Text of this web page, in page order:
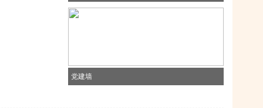
党建墙